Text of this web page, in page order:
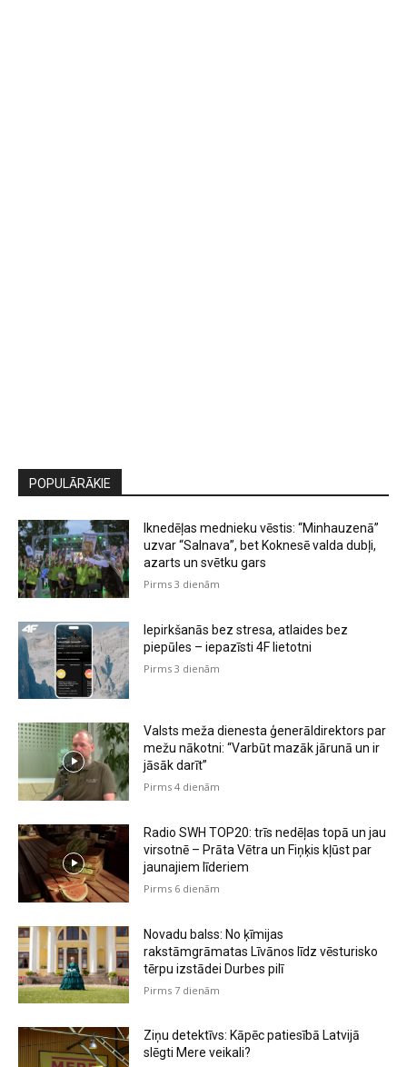
POPULĀRĀKIE
Iknedēļas mednieku vēstis: “Minhauzenā”
uzvar “Salnava”, bet Koknesē valda dubļi,
azarts un svētku gars
Pirms 3 dienām
Iepirkšanās bez stresa, atlaides bez
piepūles – iepazīsti 4F lietotni
Pirms 3 dienām
Valsts meža dienesta ģenerāldirektors par
mežu nākotni: “Varbūt mazāk jārunā un ir
jāsāk darīt”
Pirms 4 dienām
Radio SWH TOP20: trīs nedēļas topā un jau
virsotnē – Prāta Vētra un Fiņķis kļūst par
jaunajiem līderiem
Pirms 6 dienām
Novadu balss: No ķīmijas
rakstāmgrāmatas Līvānos līdz vēsturisko
tērpu izstādei Durbes pilī
Pirms 7 dienām
Ziņu detektīvs: Kāpēc patiesībā Latvijā
slēgti Mere veikali?